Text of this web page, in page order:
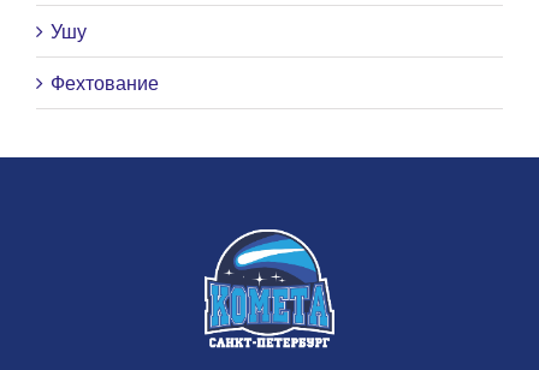
Ушу
Фехтование